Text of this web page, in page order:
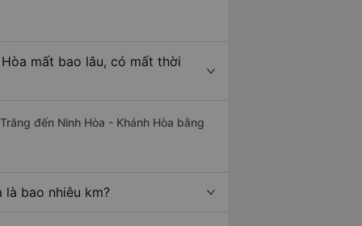
mất bao lâu, có mất thời
đến Ninh Hòa - Khánh Hòa bằng
là bao nhiêu km?